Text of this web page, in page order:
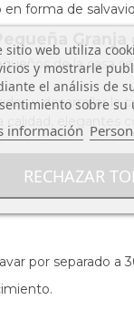
forma de
Granja
de la casa
y desarrollar la
elegantes
por separado a
sitio web utiliza
y mostrarle
el análisis de
sobre su
información
RECHAZAR